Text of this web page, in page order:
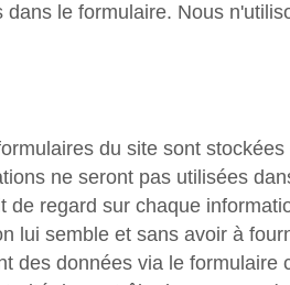
le formulaire. Nous
du site sont
ne seront pas utilisées
de regard sur chaque
lui semble et sans avoir à
des données via le formulaire